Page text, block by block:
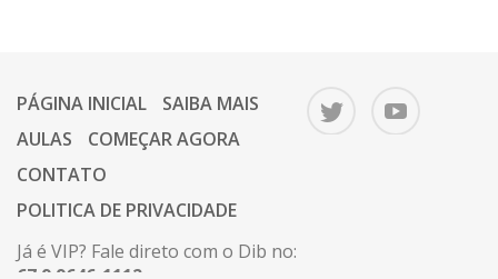
PÁGINA INICIAL
SAIBA MAIS
AULAS
COMEÇAR AGORA
CONTATO
POLITICA DE PRIVACIDADE
Já é VIP? Fale direto com o Dib no: